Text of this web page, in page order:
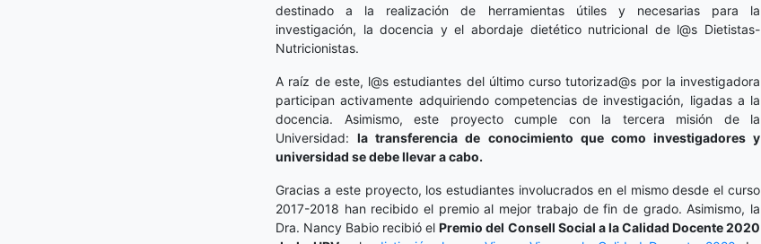
destinado a la realización de herramientas útiles y necesarias para la
investigación, la docencia y el abordaje dietético nutricional de l@s Dietistas-
Nutricionistas.
A raíz de este, l@s estudiantes del último curso tutorizad@s por la investigadora
participan activamente adquiriendo competencias de investigación, ligadas a la
docencia. Asimismo, este proyecto cumple con la tercera misión de la
Universidad:la transferencia de conocimiento que como investigadores y
universidad se debe llevar a cabo.
Gracias a este proyecto, los estudiantes involucrados en el mismo desde el curso
2017-2018 han recibido el premio al mejor trabajo de fin de grado. Asimismo, la
Dra. Nancy Babio recibió elPremio del Consell Social a la Calidad Docente 2020